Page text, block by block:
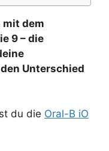
mit dem
9 – die
Unterschied
du die Oral-B iO